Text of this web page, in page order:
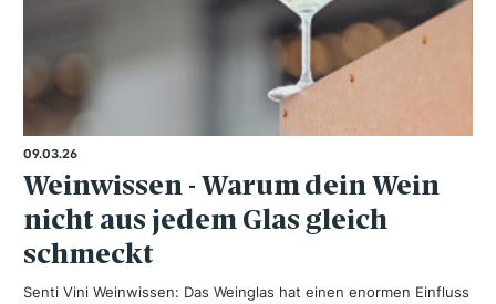
09.03.26
Weinwissen - Warum dein Wein
nicht aus jedem Glas gleich
schmeckt
Senti Vini Weinwissen: Das Weinglas hat einen enormen Einfluss